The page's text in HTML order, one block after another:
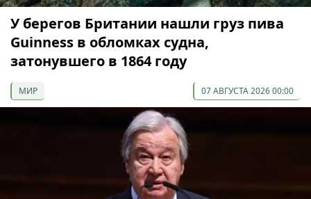
У берегов Британии нашли груз пива
Guinness в обломках судна,
затонувшего в 1864 году
МИР 07 АВГУСТА 2026 00:00